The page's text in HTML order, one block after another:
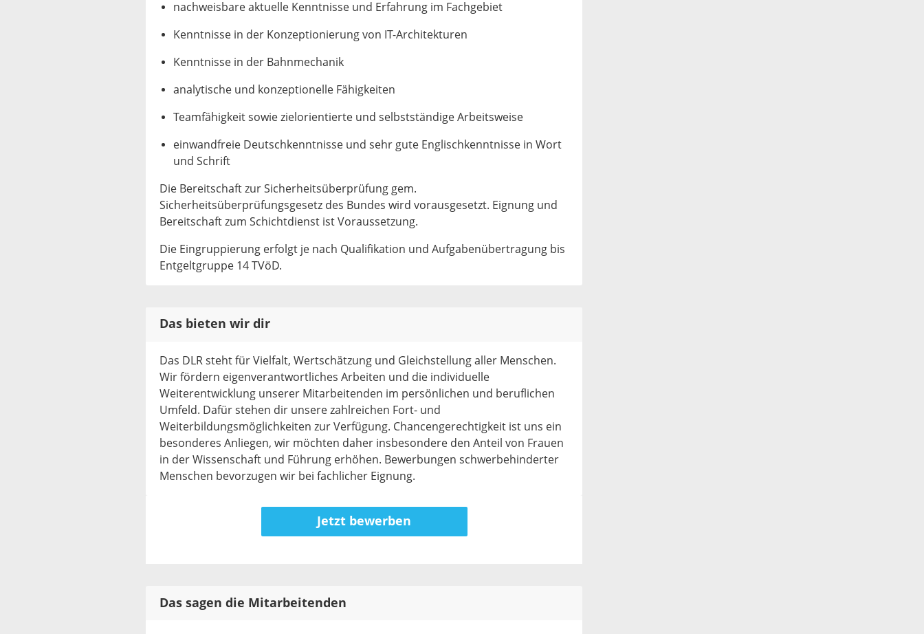
nachweisbare aktuelle Kenntnisse und Erfahrung im Fachgebiet
Kenntnisse in der Konzeptionierung von IT-Architekturen
Kenntnisse in der Bahnmechanik
analytische und konzeptionelle Fähigkeiten
Teamfähigkeit sowie zielorientierte und selbstständige Arbeitsweise
einwandfreie Deutschkenntnisse und sehr gute Englischkenntnisse in Wort
und Schrift
Die Bereitschaft zur Sicherheitsüberprüfung gem.
Sicherheitsüberprüfungsgesetz des Bundes wird vorausgesetzt. Eignung und
Bereitschaft zum Schichtdienst ist Voraussetzung.
Die Eingruppierung erfolgt je nach Qualifikation und Aufgabenübertragung bis
Entgeltgruppe 14 TVöD.
Das bieten wir dir
Das DLR steht für Vielfalt, Wertschätzung und Gleichstellung aller Menschen.
Wir fördern eigenverantwortliches Arbeiten und die individuelle
Weiterentwicklung unserer Mitarbeitenden im persönlichen und beruflichen
Umfeld. Dafür stehen dir unsere zahlreichen Fort- und
Weiterbildungsmöglichkeiten zur Verfügung. Chancengerechtigkeit ist uns ein
besonderes Anliegen, wir möchten daher insbesondere den Anteil von Frauen
in der Wissenschaft und Führung erhöhen. Bewerbungen schwerbehinderter
Menschen bevorzugen wir bei fachlicher Eignung.
Jetzt bewerben
Das sagen die Mitarbeitenden